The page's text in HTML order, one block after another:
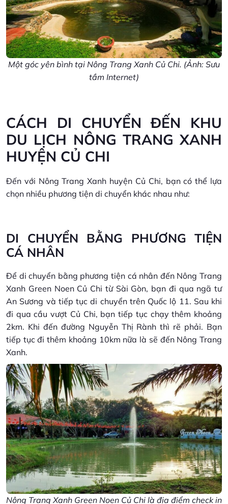
Một góc yên bình tại Nông Trang Xanh Củ Chi. (Ảnh: Sưu
tầm Internet)
CÁCH DI CHUYỂN ĐẾN KHU
DU LỊCH NÔNG TRANG XANH
HUYỆN CỦ CHI
Đến với Nông Trang Xanh huyện Củ Chi, bạn có thể lựa
chọn nhiều phương tiện di chuyển khác nhau như:
DI CHUYỂN BẰNG PHƯƠNG TIỆN
CÁ NHÂN
Để di chuyển bằng phương tiện cá nhân đến Nông Trang
Xanh Green Noen Củ Chi từ Sài Gòn, bạn đi qua ngã tư
An Sương và tiếp tục di chuyển trên Quốc lộ 11. Sau khi
đi qua cầu vượt Củ Chi, bạn tiếp tục chạy thêm khoảng
2km. Khi đến đường Nguyễn Thị Rành thì rẽ phải. Bạn
tiếp tục đi thêm khoảng 10km nữa là sẽ đến Nông Trang
Xanh.
Nông Trang Xanh Green Noen Củ Chi là địa điểm check in